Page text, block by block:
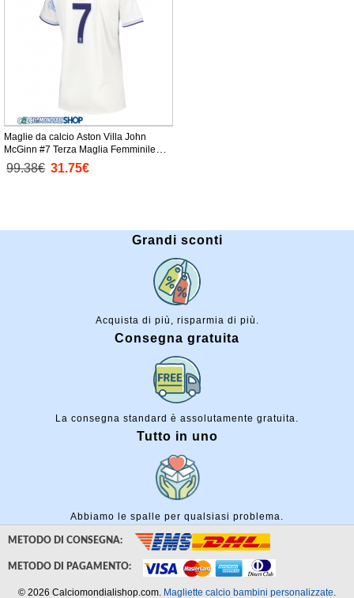
Maglie da calcio Aston Villa John
McGinn #7 Terza Maglia Femminile
2025-26 Manica Corta
99.38€ 31.75€
Grandi sconti
Acquista di più, risparmia di più.
Consegna gratuita
La consegna standard è assolutamente gratuita.
Tutto in uno
Abbiamo le spalle per qualsiasi problema.
METODO DI CONSEGNA:
METODO DI PAGAMENTO:
© 2026 Calciomondialishop.com. Magliette calcio bambini personalizzate.